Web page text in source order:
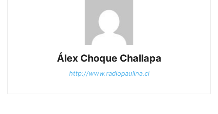
Álex Choque Challapa
http://www.radiopaulina.cl